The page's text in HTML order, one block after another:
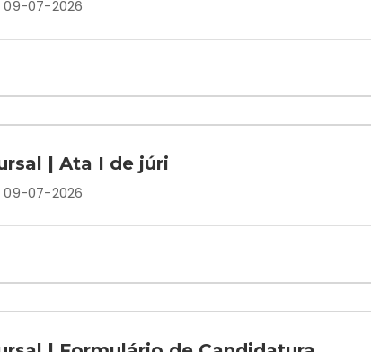
07-2026
| Ata I de júri
07-2026